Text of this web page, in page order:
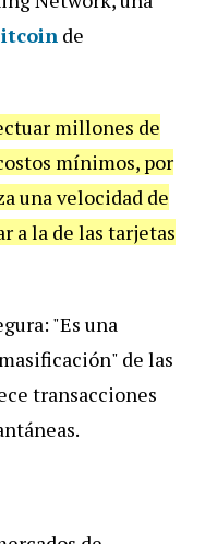
de
millones de
mínimos, por
una velocidad de
a la de las tarjetas
"Es una
de las
transacciones